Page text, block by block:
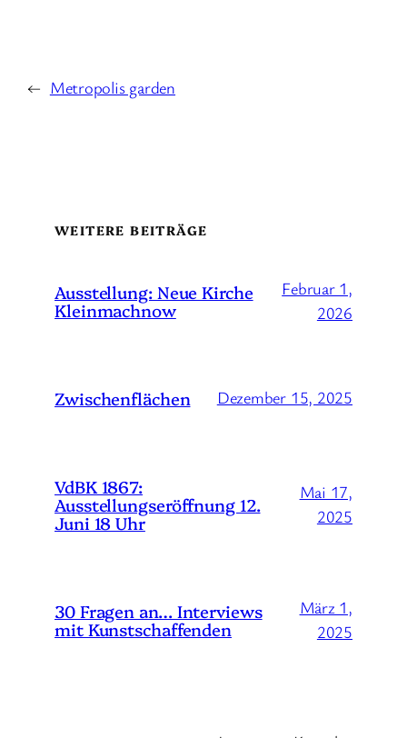
← Metropolis garden
WEITERE BEITRÄGE
Ausstellung: Neue Kirche
Kleinmachnow
Februar 1,
2026
Zwischenflächen Dezember 15, 2025
VdBK 1867:
Ausstellungseröffnung 12.
Juni 18 Uhr
Mai 17,
2025
30 Fragen an… Interviews
mit Kunstschaffenden
März 1,
2025